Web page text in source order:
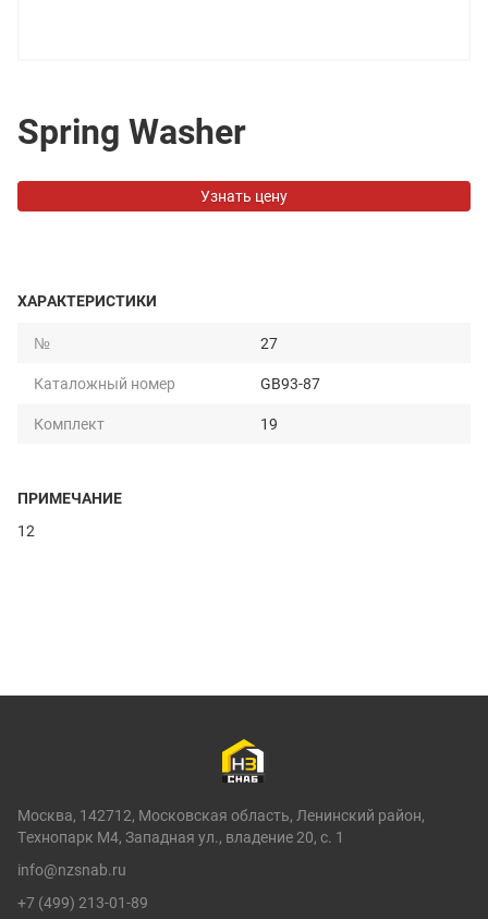
Spring Washer
Узнать цену
ХАРАКТЕРИСТИКИ
№
27
Каталожный номер
GB93-87
Комплект
19
ПРИМЕЧАНИЕ
12
Москва, 142712, Московская область, Ленинский район,
Технопарк М4, Западная ул., владение 20, с. 1
info@nzsnab.ru
+7 (499) 213-01-89